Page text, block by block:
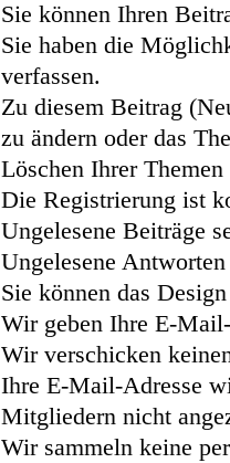
Sie können Ihren
Sie haben die
verfassen.
Zu diesem Beitrag
zu ändern oder das
Löschen Ihrer
Die Registrierung ist
Ungelesene Beiträge
Ungelesene
Sie können das
Wir geben Ihre E-
Wir verschicken
Ihre E-Mail-Adresse
Mitgliedern nicht
Wir sammeln keine